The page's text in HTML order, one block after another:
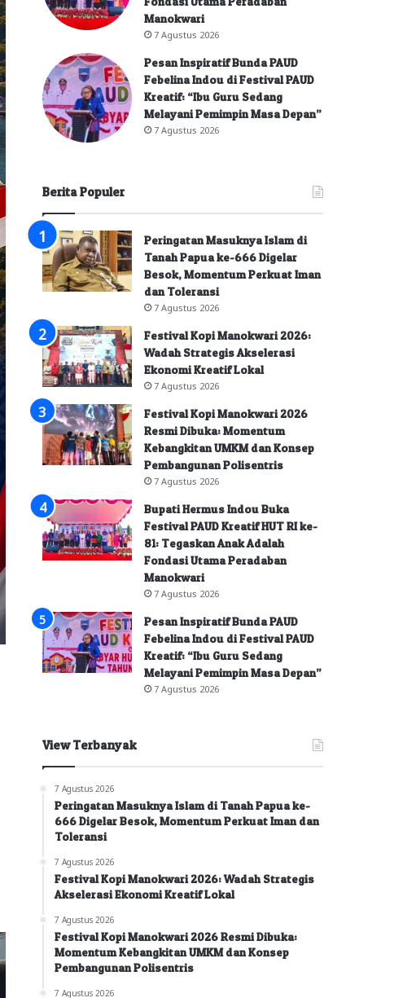
Manokwari
7 Agustus 2026
Pesan Inspiratif Bunda PAUD
Febelina Indou di Festival PAUD
Kreatif: “Ibu Guru Sedang
Melayani Pemimpin Masa Depan”
7 Agustus 2026
Berita Populer
Peringatan Masuknya Islam di
Tanah Papua ke-666 Digelar
Besok, Momentum Perkuat Iman
dan Toleransi
7 Agustus 2026
Festival Kopi Manokwari 2026:
Wadah Strategis Akselerasi
Ekonomi Kreatif Lokal
7 Agustus 2026
Festival Kopi Manokwari 2026
Resmi Dibuka: Momentum
Kebangkitan UMKM dan Konsep
Pembangunan Polisentris
7 Agustus 2026
Bupati Hermus Indou Buka
Festival PAUD Kreatif HUT RI ke-
81: Tegaskan Anak Adalah
Fondasi Utama Peradaban
Manokwari
7 Agustus 2026
Pesan Inspiratif Bunda PAUD
Febelina Indou di Festival PAUD
Kreatif: “Ibu Guru Sedang
Melayani Pemimpin Masa Depan”
7 Agustus 2026
View Terbanyak
7 Agustus 2026
Peringatan Masuknya Islam di Tanah Papua ke-
666 Digelar Besok, Momentum Perkuat Iman dan
Toleransi
7 Agustus 2026
Festival Kopi Manokwari 2026: Wadah Strategis
Akselerasi Ekonomi Kreatif Lokal
7 Agustus 2026
Festival Kopi Manokwari 2026 Resmi Dibuka:
Momentum Kebangkitan UMKM dan Konsep
Pembangunan Polisentris
7 Agustus 2026